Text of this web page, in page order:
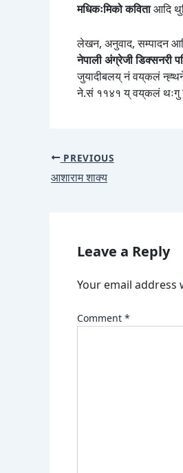
मधिकःमिको कविताआदि
लेखन, अनुवाद, सम्पादन
नेपाली अंग्रेजी डिक्सनरी
जुयादीबलय् नं वय्‌कलं
ने.सं ११४१ य् वय्‌कलं थःगु
PREVIOUS
आशाराम शाक्य
Leave a Reply
Your email address
Comment *